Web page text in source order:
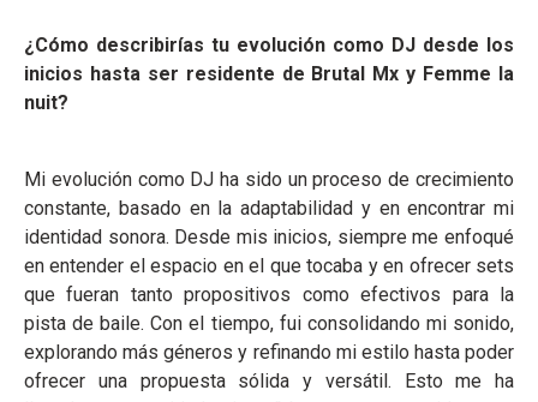
¿Cómo describirías tu evolución como DJ desde los
inicios hasta ser residente de Brutal Mx y Femme la
nuit?
Mi evolución como DJ ha sido un proceso de crecimiento
constante, basado en la adaptabilidad y en encontrar mi
identidad sonora. Desde mis inicios, siempre me enfoqué
en entender el espacio en el que tocaba y en ofrecer sets
que fueran tanto propositivos como efectivos para la
pista de baile. Con el tiempo, fui consolidando mi sonido,
explorando más géneros y refinando mi estilo hasta poder
ofrecer una propuesta sólida y versátil. Esto me ha